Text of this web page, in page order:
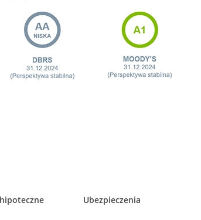
Ubezpieczenia